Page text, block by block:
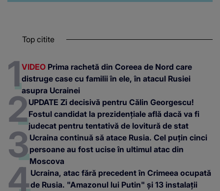
Top citite
VIDEO Prima rachetă din Coreea de Nord care
distruge case cu familii în ele, în atacul Rusiei
asupra Ucrainei
UPDATE Zi decisivă pentru Călin Georgescu!
Fostul candidat la prezidențiale află dacă va fi
judecat pentru tentativă de lovitură de stat
Ucraina continuă să atace Rusia. Cel puțin cinci
persoane au fost ucise în ultimul atac din
Moscova
Ucraina, atac fără precedent în Crimeea ocupată
de Rusia. "Amazonul lui Putin" și 13 instalații